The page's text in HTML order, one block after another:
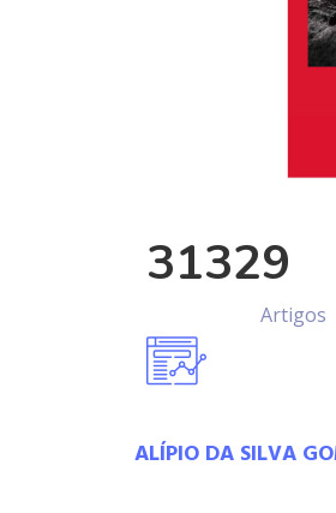
31329
Artigos
ALÍPIO DA SILVA